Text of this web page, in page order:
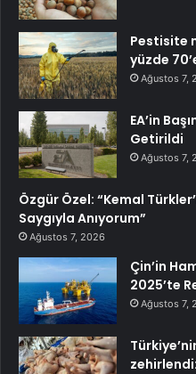
Pestisite
yüzde
Ağustos 7,
EA’in
Getirildi
Ağustos 7,
Özgür Özel: “Kemal
Saygıyla Anıyorum”
Ağustos 7, 2026
Çin’in
2025’te
Ağustos 7,